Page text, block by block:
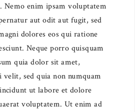
Nemo enim ipsam voluptatem
aut odit aut fugit, sed
dolores eos qui ratione
Neque porro quisquam
quia dolor sit amet,
velit, sed quia non numquam
ut labore et dolore
voluptatem. Ut enim ad